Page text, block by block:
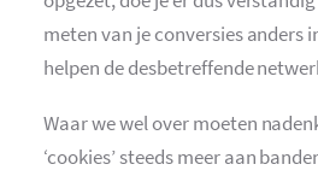
meten van je conversies anders
helpen de desbetreffende
Waar we wel over moeten
‘cookies’ steeds meer aan